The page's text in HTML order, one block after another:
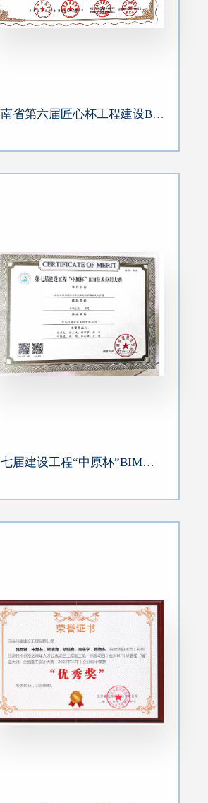
河南省第六届匠心杯工程建设BIM技术应用大赛-海马国际商务中心A1地块二期
第七届建设工程“中原杯”BIM技术应用大赛-海马公馆三期项目